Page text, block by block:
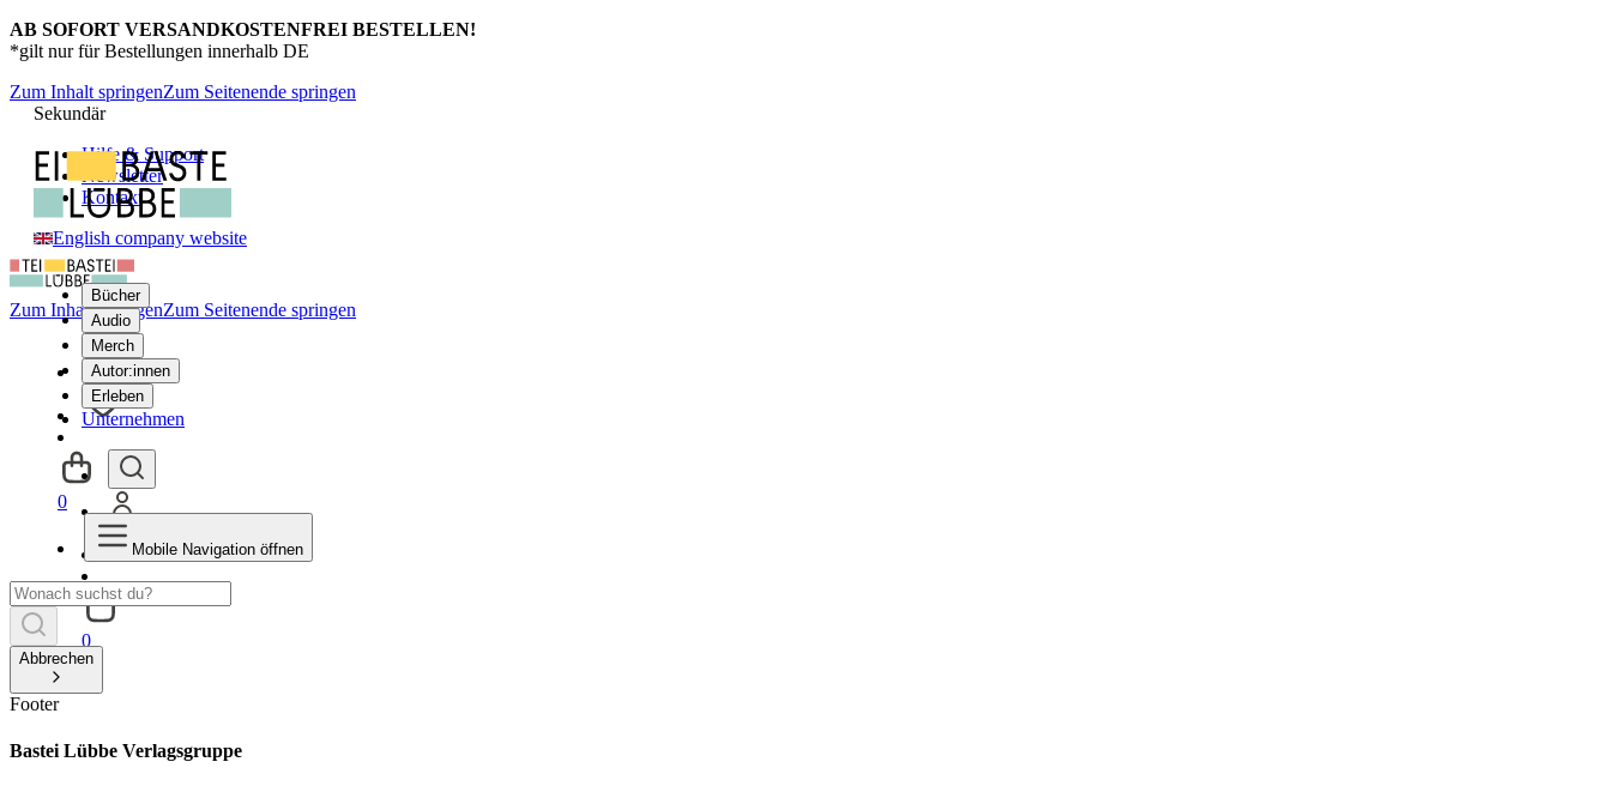
AB SOFORT VERSANDKOSTENFREI BESTELLEN!
*gilt nur für Bestellungen innerhalb DE
Zum Inhalt springenZum Seitenende springen
Sekundär
Hilfe & Support
Newsletter
Kontakt
English company website
Bücher
Audio
Merch
Autor:innen
Erleben
Unternehmen
0
Zum Inhalt springenZum Seitenende springen
0
Mobile Navigation öffnen
Abbrechen
Footer
Bastei Lübbe Verlagsgruppe